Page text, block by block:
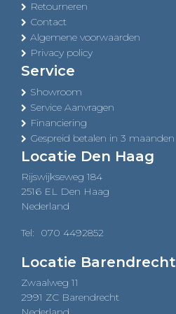
Retourneren
Contact
Algemene voorwaarden
Privacy policy
Service
Showroom
Service Aanvragen
Financiering
Gespreid betalen in 3 maanden
Locatie Den Haag
Rijswijkseweg 184
2516 EL Den Haag
Nederland
Tel: 070 4492852
Locatie Barendrecht
Zwaalweg 11
2991 ZC Barendrecht